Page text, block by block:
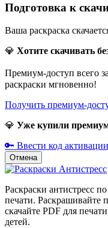
Подготовка к
Ваша раскраска
💎 Хотите скачивать
Премиум-доступ всего
раскраски мгновенно!
Получить премиум-
💎 Уже купили
🔑 Ввести код
Отмена
Раскраски антистресс
печати. Раскрашивайте
скачайте PDF для
детей.